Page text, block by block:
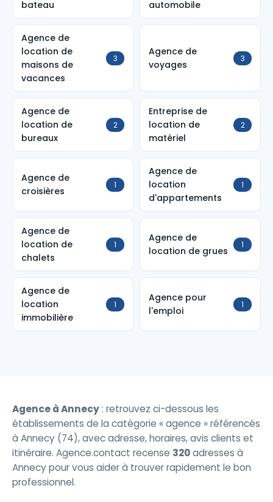
bateau
automobile
Agence de
location de
maisons de
vacances
3
Agence de
voyages
3
Agence de
location de
bureaux
2
Entreprise de
location de
matériel
2
Agence de
croisières
1
Agence de
location
d'appartements
1
Agence de
location de
chalets
1
Agence de
location de grues
1
Agence de
location
immobilière
1
Agence pour
l'emploi
1
Agence à Annecy: retrouvez ci-dessous les
établissements de la catégorie « agence » référencés
à Annecy (74), avec adresse, horaires, avis clients et
itinéraire. Agence.contact recense 320adresses à
Annecy pour vous aider à trouver rapidement le bon
professionnel.